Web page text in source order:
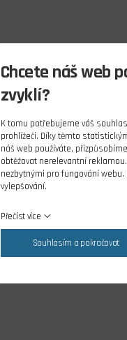
Chcete náš web
zvyklí?
K tomu potřebujeme váš
prohlížeči. Díky těmto
náš web používáte,
obtěžovat nerelevantní
nezbytnými pro fungování
vylepšování.
Přečíst více
Souhlasím a pokračovat